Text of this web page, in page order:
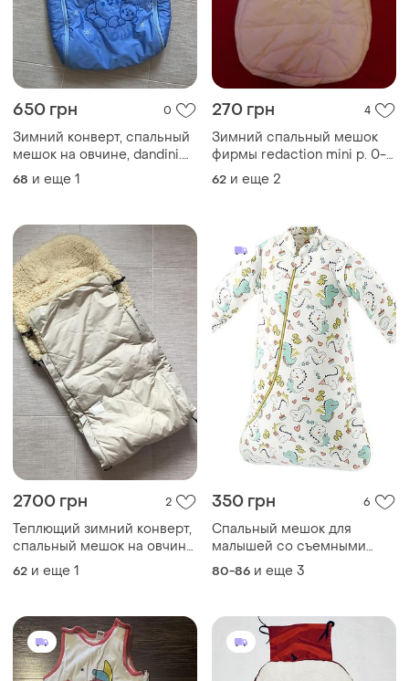
650 грн 0
Зимний конверт, спальный
мешок на овчине, dandini.
0-6 мес в идеале
68 и еще 1
270 грн 4
Зимний спальный мешок
фирмы redaction mini p. 0-6
мес
62 и еще 2
2700 грн 2
Теплющий зимний конверт,
спальный мешок на овчине,
fillikid. германия. 0-2.5 года
62 и еще 1
350 грн 6
Спальный мешок для
малышей со съемными
рукавами, зимний, 80 см 3-
80-86 и еще 3